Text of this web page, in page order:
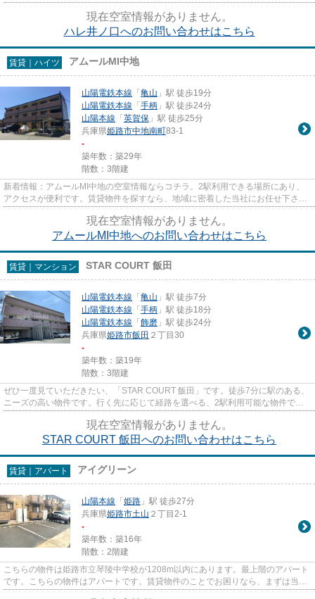
す。お客様のご希望に適した...
現在空室情報がありません。
ハレ井ノ口へのお問い合わせはこちら
賃貸｜ハイツ アムールMI中地
山陽電鉄本線 「亀山 」駅 徒歩19分
山陽電鉄本線 「手柄 」駅 徒歩24分
山陽本線 「英賀保 」駅 徒歩25分
兵庫県姫路市中地南町83-1
-
築年数：築29年
階数：3階建
新着情報：アムールMI中地の空室情報ならコチラ。2駅利用できる場所にあり、
アクセスが便利です。賃貸物件を探すなら、地域に密着した当社にお任せ下さ
い。お客様のこだわりやご要望に...
現在空室情報がありません。
アムールMI中地へのお問い合わせはこちら
賃貸｜マンション STAR COURT 飯田
山陽電鉄本線 「亀山 」駅 徒歩7分
山陽電鉄本線 「手柄 」駅 徒歩18分
山陽電鉄本線 「飾磨 」駅 徒歩24分
兵庫県姫路市飯田 ２丁目30
-
築年数：築19年
階数：3階建
ぜひ一度見ていただきたい、「STAR COURT 飯田」です。徒歩7分に駅のある、
ニーズの高い物件です。行く先に応じて経路を選べる、2駅利用可能な物件で
す。こちらの物件はマンションです...
現在空室情報がありません。
STAR COURT 飯田へのお問い合わせはこちら
賃貸｜アパート アイグリーン
山陽本線 「姫路 」駅 徒歩27分
兵庫県姫路市土山 ２丁目2-1
-
築年数：築16年
階数：2階建
こちらの物件は姫路市立琴陵中学校が1208m以内にあります。最上階のアパート
です。こちらの物件はアパートです。賃貸物件のことでお困りなら、まずは当社
へご連絡下さい。当社は、お客...